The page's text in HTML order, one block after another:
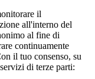
il
all'interno del
al fine di
continuamente
il tuo consenso, su
di terze parti: